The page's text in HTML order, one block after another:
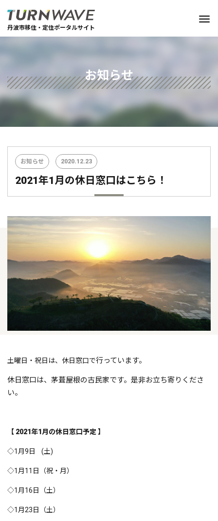
丹波市移住・定住ポータルサイト
お知らせ
お知らせ 2020.12.23
2021年1月の休日窓口はこちら！
土曜日・祝日は、休日窓口で行っています。
休日窓口は、茅葺屋根の古民家です。是非お立ち寄りくださ
い。
【 2021年1月の休日窓口予定 】
◇1月9日 (土)
◇1月11日（祝・月）
◇1月16日（土）
◇1月23日（土）